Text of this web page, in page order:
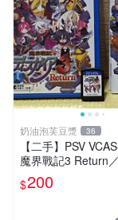
奶油泡芙豆漿 36
【二手】PSV
魔界戰記3 Return
ディスガイア3
aea 3 Return
$200